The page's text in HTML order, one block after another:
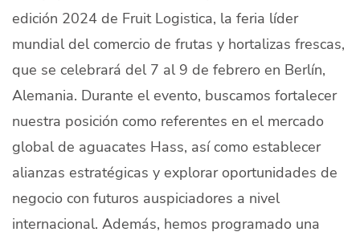
Quiénes Somos
Productores
Mercados
Contacto
edición 2024 de Fruit Logistica, la feria líder
mundial del comercio de frutas y hortalizas frescas,
que se celebrará del 7 al 9 de febrero en Berlín,
Alemania. Durante el evento, buscamos fortalecer
nuestra posición como referentes en el mercado
global de aguacates Hass, así como establecer
alianzas estratégicas y explorar oportunidades de
negocio con futuros auspiciadores a nivel
internacional. Además, hemos programado una